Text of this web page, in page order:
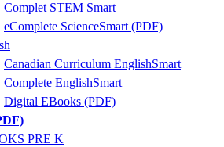
Complet STEM Smart
eComplete ScienceSmart (PDF)
Canadian Curriculum EnglishSmart
Complete EnglishSmart
Digital EBooks (PDF)
PRE K